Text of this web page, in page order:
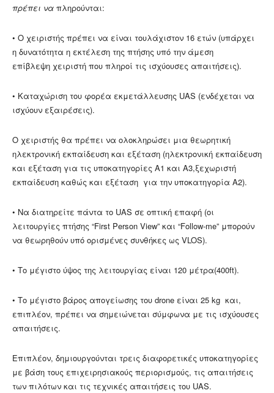
πρέπει να πληρούνται:
• Ο χειριστής πρέπει να είναι τουλάχιστον 16 ετών (υπάρχει
η δυνατότητα η εκτέλεση της πτήσης υπό την άμεση
επίβλεψη χειριστή που πληροί τις ισχύουσες απαιτήσεις).
• Καταχώριση του φορέα εκμετάλλευσης UAS (ενδέχεται να
ισχύουν εξαιρέσεις).
Ο χειριστής θα πρέπει να ολοκληρώσει μια θεωρητική
ηλεκτρονική εκπαίδευση και εξέταση (ηλεκτρονική εκπαίδευση
και εξέταση για τις υποκατηγορίες Α1 και Α3,ξεχωριστή
εκπαίδευση καθώς και εξέταση για την υποκατηγορία Α2).
• Να διατηρείτε πάντα το UAS σε οπτική επαφή (οι
λειτουργίες πτήσης “First Person View” και “Follow-me” μπορούν
να θεωρηθούν υπό ορισμένες συνθήκες ως VLOS).
• Το μέγιστο ύψος της λειτουργίας είναι 120 μέτρα(400ft).
• Το μέγιστο βάρος απογείωσης του drone είναι 25 kg και,
επιπλέον, πρέπει να σημειώνεται σύμφωνα με τις ισχύουσες
απαιτήσεις.
Επιπλέον, δημιουργούνται τρεις διαφορετικές υποκατηγορίες
με βάση τους επιχειρησιακούς περιορισμούς, τις απαιτήσεις
των πιλότων και τις τεχνικές απαιτήσεις του UAS.